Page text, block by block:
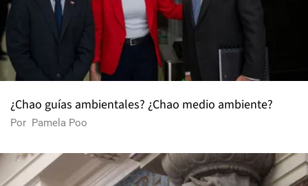
¿Chao guías ambientales? ¿Chao medio ambiente?
Por Pamela Poo